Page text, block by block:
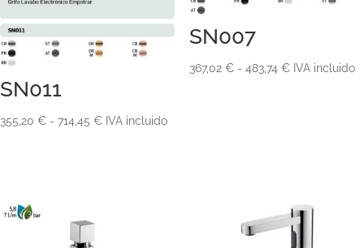
SN011
355,20 € - 714,45 €Rango
IVA incluido
SN007
367,02 € - 483,74 €Rango
IVA incluido